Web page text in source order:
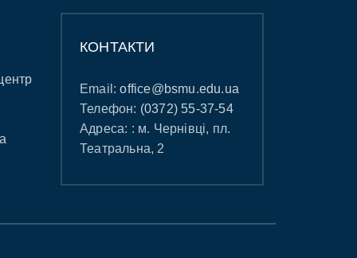
КОНТАКТИ
Email:office@bsmu.edu.ua
Телефон: (0372) 55-37-54
Адреса: : м. Чернівці, пл.
Театральна, 2